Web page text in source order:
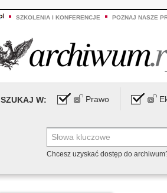
SZKOLENIA I KONFERENCJE POZNAJ NASZE
SZUKAJ W: Prawo
Chcesz uzyskać dostęp do